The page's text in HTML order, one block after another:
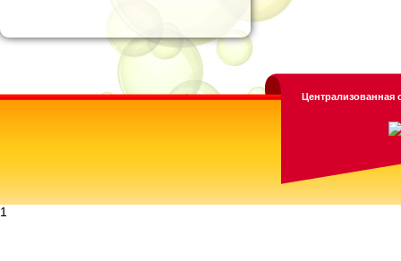
Централизованная
1